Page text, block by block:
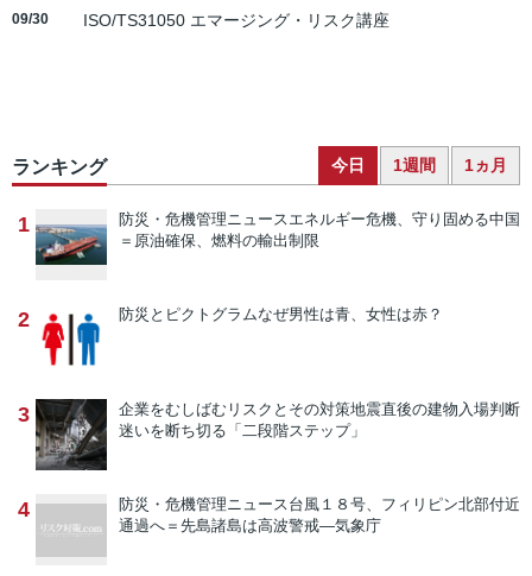
09/30 ISO/TS31050 エマージング・リスク講座
ランキング 今日 1週間 1ヵ月
1 防災・危機管理ニュースエネルギー危機、守り固める中国
＝原油確保、燃料の輸出制限
2 防災とピクトグラムなぜ男性は青、女性は赤？
3 企業をむしばむリスクとその対策地震直後の建物入場判断
迷いを断ち切る「二段階ステップ」
4 防災・危機管理ニュース台風１８号、フィリピン北部付近
通過へ＝先島諸島は高波警戒―気象庁